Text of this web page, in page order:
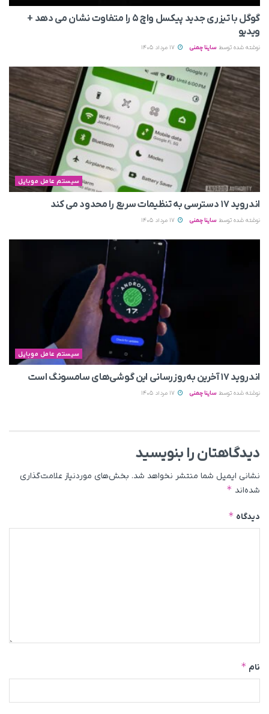
گوگل با تیزری جدید پیکسل واچ ۵ را متفاوت نشان می‌ دهد +
ویدیو
نوشته شده توسط ساینا چمنی
سیستم عامل موبایل
اندروید ۱۷ دسترسی به تنظیمات سریع را محدود می‌ کند
نوشته شده توسط ساینا چمنی
سیستم عامل موبایل
اندروید ۱۷ آخرین به‌روزرسانی این گوشی‌های سامسونگ است
نوشته شده توسط ساینا چمنی
دیدگاهتان را بنویسید
نشانی ایمیل شما منتشر نخواهد شد. بخش‌های موردنیاز علامت‌گذاری
شده‌اند *
دیدگاه *
نام *